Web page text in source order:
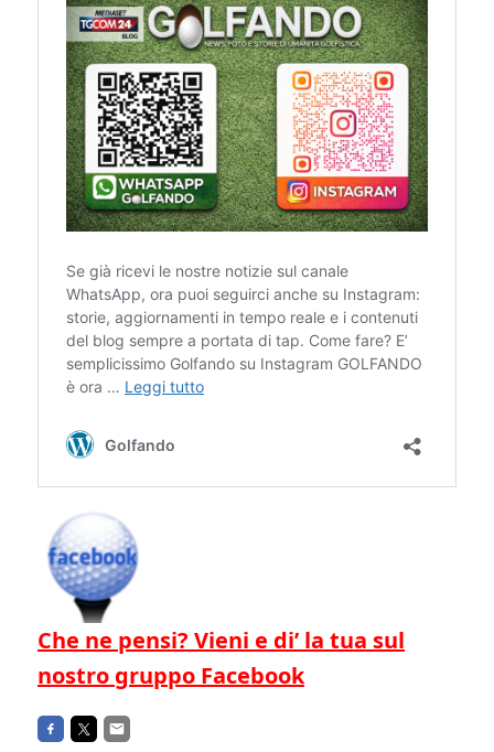
Che ne pensi? Vieni e di’ la tua sul
nostro gruppo Facebook